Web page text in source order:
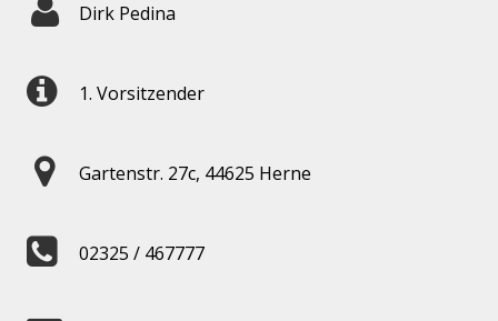
Dirk Pedina
1. Vorsitzender
Gartenstr. 27c, 44625 Herne
02325 / 467777